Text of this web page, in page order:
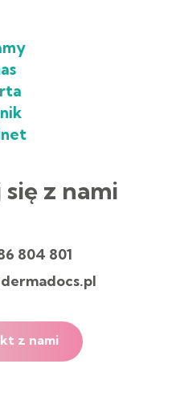
z nami
804 801
z nami